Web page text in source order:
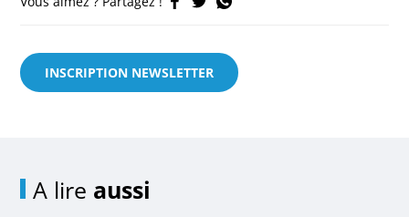
INSCRIPTION NEWSLETTER
A lire aussi